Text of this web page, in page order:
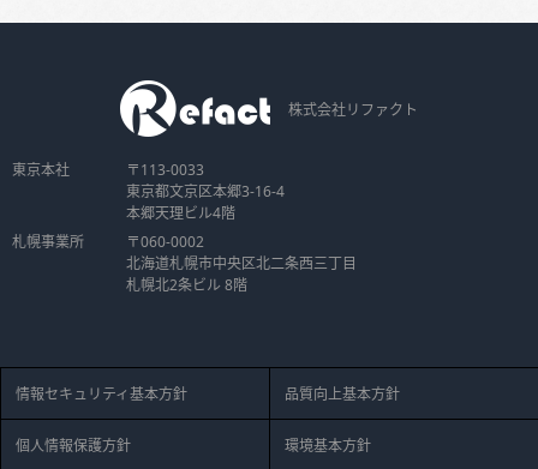
株式会社リファクト
東京本社
〒113-0033
東京都文京区本郷3-16-4
本郷天理ビル4階
札幌事業所
〒060-0002
北海道札幌市中央区北二条西三丁目
札幌北2条ビル 8階
情報セキュリティ基本方針 品質向上基本方針
個人情報保護方針 環境基本方針